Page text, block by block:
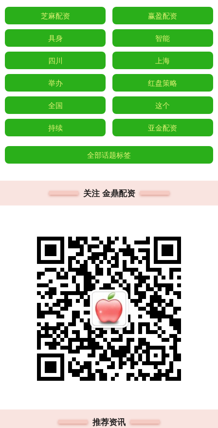
芝麻配资 赢盈配资
具身 智能
四川 上海
举办 红盘策略
全国 这个
持续 亚金配资
全部话题标签
关注 金鼎配资
推荐资讯